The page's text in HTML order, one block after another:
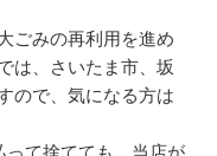
ごみの再利用を進め
は、さいたま市、坂
ので、気になる方は